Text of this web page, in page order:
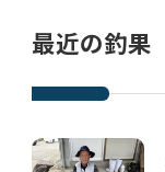
最近の釣果